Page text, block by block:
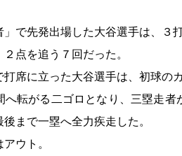
」で先発出場した大谷選手は、３
点を追う７回だった。
席に立った大谷選手は、初球の
へ転がる二ゴロとなり、三塁走
まで一塁へ全力疾走した。
ウト。